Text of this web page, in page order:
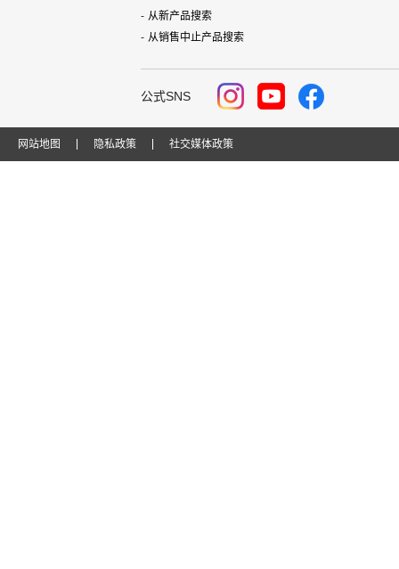
从新产品搜索
从销售中止产品搜索
公式SNS
网站地图 隐私政策 社交媒体政策